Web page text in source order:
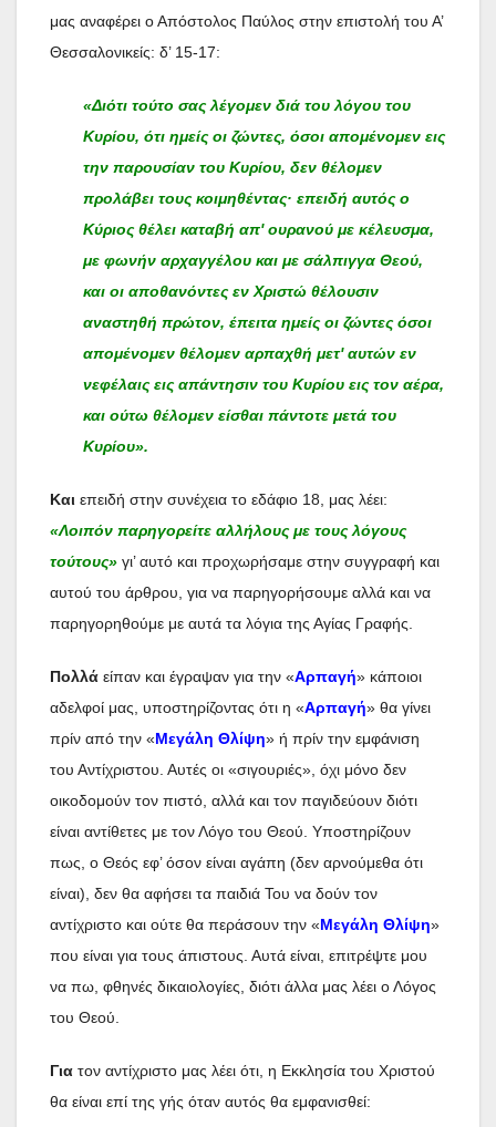
μας αναφέρει ο Απόστολος Παύλος στην επιστολή του Α’
Θεσσαλονικείς: δ’ 15-17:
«Διότι τούτο σας λέγομεν διά του λόγου του
Κυρίου, ότι ημείς οι ζώντες, όσοι απομένομεν εις
την παρουσίαν του Κυρίου, δεν θέλομεν
προλάβει τους κοιμηθέντας· επειδή αυτός ο
Κύριος θέλει καταβή απ' ουρανού με κέλευσμα,
με φωνήν αρχαγγέλου και με σάλπιγγα Θεού,
και οι αποθανόντες εν Χριστώ θέλουσιν
αναστηθή πρώτον, έπειτα ημείς οι ζώντες όσοι
απομένομεν θέλομεν αρπαχθή μετ' αυτών εν
νεφέλαις εις απάντησιν του Κυρίου εις τον αέρα,
και ούτω θέλομεν είσθαι πάντοτε μετά του
Κυρίου».
Και επειδή στην συνέχεια το εδάφιο 18, μας λέει:
«Λοιπόν παρηγορείτε αλλήλους με τους λόγους
τούτους» γι’ αυτό και προχωρήσαμε στην συγγραφή και
αυτού του άρθρου, για να παρηγορήσουμε αλλά και να
παρηγορηθούμε με αυτά τα λόγια της Αγίας Γραφής.
Πολλά είπαν και έγραψαν για την «Αρπαγή» κάποιοι
αδελφοί μας, υποστηρίζοντας ότι η «Αρπαγή» θα γίνει
πρίν από την «Μεγάλη Θλίψη» ή πρίν την εμφάνιση
του Αντίχριστου. Αυτές οι «σιγουριές», όχι μόνο δεν
οικοδομούν τον πιστό, αλλά και τον παγιδεύουν διότι
είναι αντίθετες με τον Λόγο του Θεού. Υποστηρίζουν
πως, ο Θεός εφ’ όσον είναι αγάπη (δεν αρνούμεθα ότι
είναι), δεν θα αφήσει τα παιδιά Του να δούν τον
αντίχριστο και ούτε θα περάσουν την «Μεγάλη Θλίψη»
που είναι για τους άπιστους. Αυτά είναι, επιτρέψτε μου
να πω, φθηνές δικαιολογίες, διότι άλλα μας λέει ο Λόγος
του Θεού.
Για τον αντίχριστο μας λέει ότι, η Εκκλησία του Χριστού
θα είναι επί της γής όταν αυτός θα εμφανισθεί: